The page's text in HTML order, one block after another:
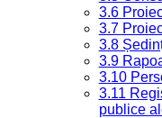
3.6
3.7
3.8
3.9
3.10
3.11
publice